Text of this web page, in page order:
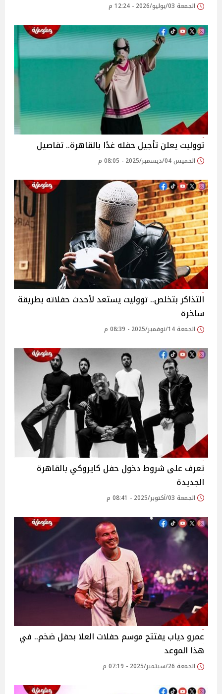
الجمعة 03/يوليو/2026 - 12:24 م
تووليت يعلن تأجيل حفله غدًا بالقاهرة.. تفاصيل
الخميس 04/ديسمبر/2025 - 08:05 م
التذاكر بتخلص.. تووليت يستعد لأحدث حفلاته بطريقة
ساخرة
الجمعة 14/نوفمبر/2025 - 08:39 م
تعرف على شروط دخول حفل كايروكي بالقاهرة
الجديدة
الجمعة 03/أكتوبر/2025 - 08:41 م
عمرو دياب يفتتح موسم حفلات العلا بحفل ضخم.. في
هذا الموعد
الجمعة 26/سبتمبر/2025 - 07:19 م